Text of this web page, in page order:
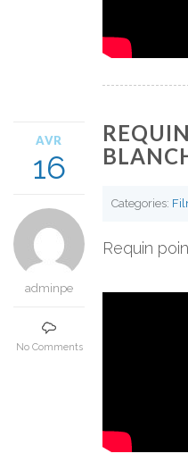
AVR
16
adminpe
No Comments
Categories:
Requin